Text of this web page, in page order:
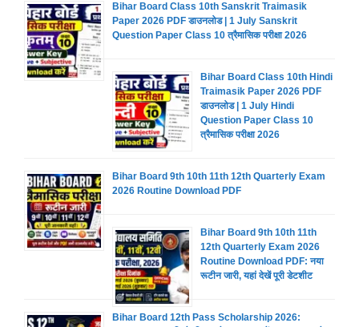
Bihar Board Class 10th Sanskrit Traimasik
Paper 2026 PDF डाउनलोड | 1 July Sanskrit
Question Paper Class 10 त्रैमासिक परीक्षा 2026
Bihar Board Class 10th Hindi
Traimasik Paper 2026 PDF
डाउनलोड | 1 July Hindi
Question Paper Class 10
त्रैमासिक परीक्षा 2026
Bihar Board 9th 10th 11th 12th Quarterly Exam
2026 Routine Download PDF
Bihar Board 9th 10th 11th
12th Quarterly Exam 2026
Routine Download PDF: नया
रूटीन जारी, यहां देखें पूरी डेटशीट
Bihar Board 12th Pass Scholarship 2026: